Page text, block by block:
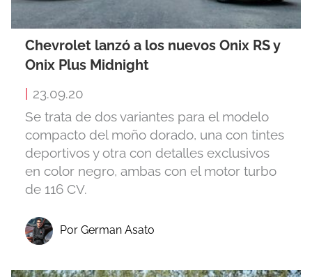
Chevrolet lanzó a los nuevos Onix RS y
Onix Plus Midnight
| 23.09.20
Se trata de dos variantes para el modelo
compacto del moño dorado, una con tintes
deportivos y otra con detalles exclusivos
en color negro, ambas con el motor turbo
de 116 CV.
Por German Asato